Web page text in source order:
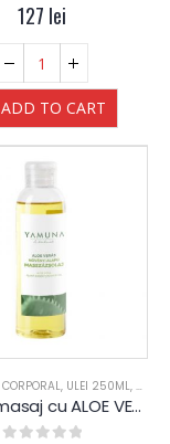
out of 5
127 lei
ADD TO CART
,START-UP,
, ULEI 250ML, ULEI
Ulei de masaj cu ALOE VERA – Yamuna – 250 ml